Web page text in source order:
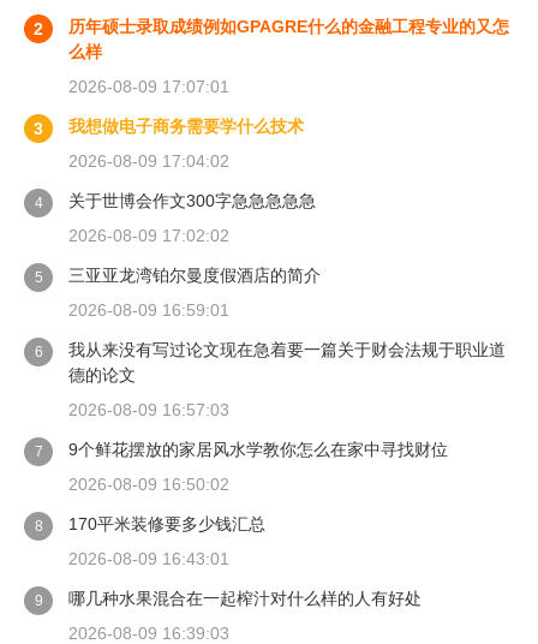
2
历年硕士录取成绩例如GPAGRE什么的金融工程专业的又怎
么样
2026-08-09 17:07:01
3
我想做电子商务需要学什么技术
2026-08-09 17:04:02
4
关于世博会作文300字急急急急急
2026-08-09 17:02:02
5
三亚亚龙湾铂尔曼度假酒店的简介
2026-08-09 16:59:01
6
我从来没有写过论文现在急着要一篇关于财会法规于职业道
德的论文
2026-08-09 16:57:03
7
9个鲜花摆放的家居风水学教你怎么在家中寻找财位
2026-08-09 16:50:02
8
170平米装修要多少钱汇总
2026-08-09 16:43:01
9
哪几种水果混合在一起榨汁对什么样的人有好处
2026-08-09 16:39:03